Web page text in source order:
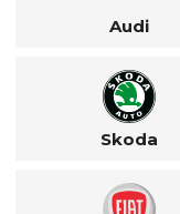
Audi
Skoda